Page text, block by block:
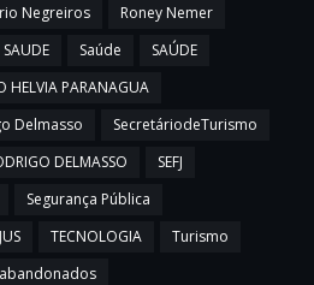
Negreiros
Roney Nemer
SAUDE Saúde
SAÚDE
HELVIA PARANAGUA
Delmasso
SecretáriodeTurismo
DELMASSO
SEFJ
Segurança Pública
TECNOLOGIA
Turismo